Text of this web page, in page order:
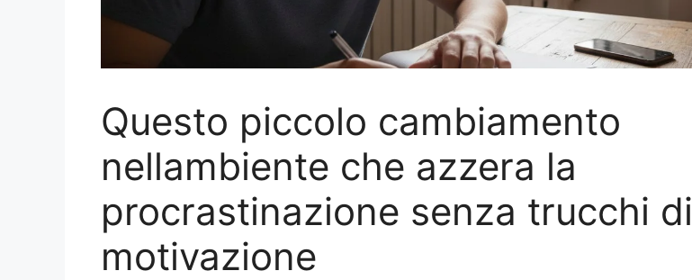
Questo piccolo cambiamento
nellambiente che azzera la
procrastinazione senza trucchi di
motivazione